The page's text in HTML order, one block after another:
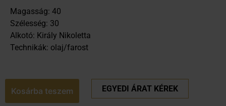
Magasság: 40
Szélesség: 30
Alkotó: Király Nikoletta
Technikák: olaj/farost
Kosárba teszem EGYEDI ÁRAT KÉREK